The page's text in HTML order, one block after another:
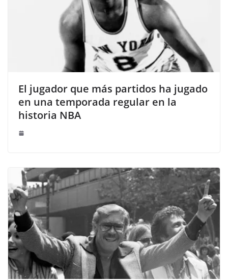
El jugador que más partidos ha jugado
en una temporada regular en la
historia NBA